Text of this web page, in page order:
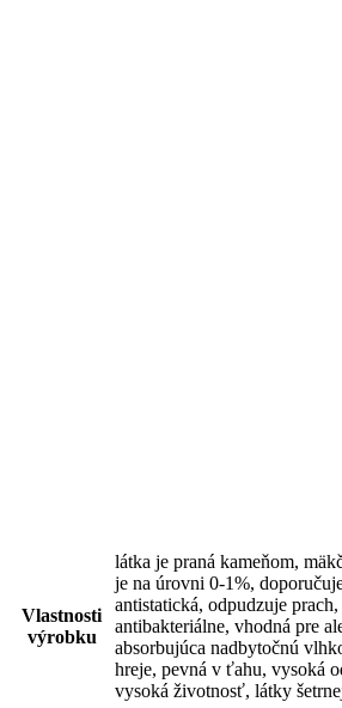
Vlastnosti
výrobku
látka je praná kameňom,
je na úrovni 0-1%,
antistatická, odpudzuje
antibakteriálne, vhodná pre
absorbujúca nadbytočnú
hreje, pevná v ťahu, vysoká
vysoká životnosť, látky